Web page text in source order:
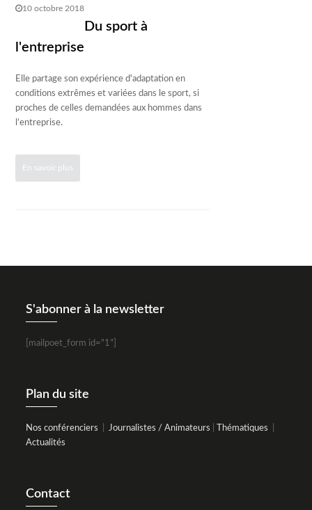
10 octobre 2018
Du sport à
l'entreprise
Elle partage son expérience d'adaptation en
conditions extrêmes et variées dans le sport, si
proches de celles demandées aux hommes dans
l’entreprise.
En savoir plus
S'abonner à la newsletter
[mailpoet_form id="1"]
Plan du site
Nos conférenciers |Journalistes / Animateurs Thématiques
Actualités
Contact